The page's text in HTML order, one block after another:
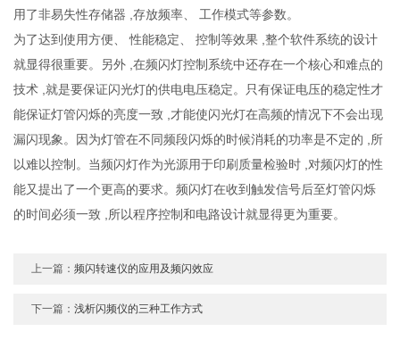
用了非易失性存储器 ,存放频率、 工作模式等参数。
为了达到使用方便、 性能稳定、 控制等效果 ,整个软件系统的设计
就显得很重要。另外 ,在频闪灯控制系统中还存在一个核心和难点的
技术 ,就是要保证闪光灯的供电电压稳定。只有保证电压的稳定性才
能保证灯管闪烁的亮度一致 ,才能使闪光灯在高频的情况下不会出现
漏闪现象。因为灯管在不同频段闪烁的时候消耗的功率是不定的 ,所
以难以控制。当频闪灯作为光源用于印刷质量检验时 ,对频闪灯的性
能又提出了一个更高的要求。频闪灯在收到触发信号后至灯管闪烁
的时间必须一致 ,所以程序控制和电路设计就显得更为重要。
上一篇：频闪转速仪的应用及频闪效应
下一篇：浅析闪频仪的三种工作方式